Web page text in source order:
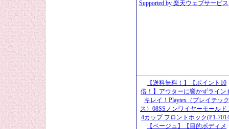
Supported by 楽天ウェブサービス
【送料無料！】【ポイント10
倍！】アウターに響かずライン
キレイ！Playtex（プレイテック
ス）08SSノンワイヤーモールド
4カップ フロントホック(P1-
【ベージュ】【目的ボディメ